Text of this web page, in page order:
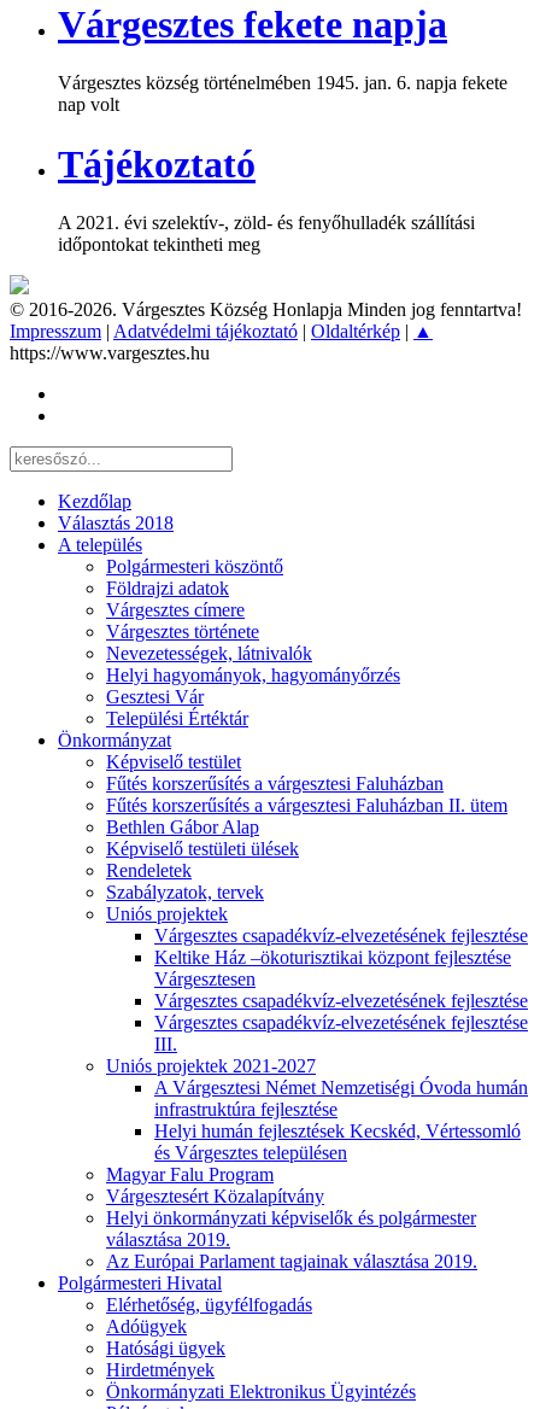
Várgesztes fekete napja
Várgesztes község történelmében 1945. jan. 6. napja fekete
nap volt
Tájékoztató
A 2021. évi szelektív-, zöld- és fenyőhulladék szállítási
időpontokat tekintheti meg
© 2016-2026. Várgesztes Község Honlapja Minden jog fenntartva!
Impresszum | Adatvédelmi tájékoztató | Oldaltérkép | ▲
https://www.vargesztes.hu
Kezdőlap
Választás 2018
A település
Polgármesteri köszöntő
Földrajzi adatok
Várgesztes címere
Várgesztes története
Nevezetességek, látnivalók
Helyi hagyományok, hagyományőrzés
Gesztesi Vár
Települési Értéktár
Önkormányzat
Képviselő testület
Fűtés korszerűsítés a várgesztesi Faluházban
Fűtés korszerűsítés a várgesztesi Faluházban II. ütem
Bethlen Gábor Alap
Képviselő testületi ülések
Rendeletek
Szabályzatok, tervek
Uniós projektek
Várgesztes csapadékvíz-elvezetésének fejlesztése
Keltike Ház –ökoturisztikai központ fejlesztése
Várgesztesen
Várgesztes csapadékvíz-elvezetésének fejlesztése
Várgesztes csapadékvíz-elvezetésének fejlesztése
III.
Uniós projektek 2021-2027
A Várgesztesi Német Nemzetiségi Óvoda humán
infrastruktúra fejlesztése
Helyi humán fejlesztések Kecskéd, Vértessomló
és Várgesztes településen
Magyar Falu Program
Várgesztesért Közalapítvány
Helyi önkormányzati képviselők és polgármester
választása 2019.
Az Európai Parlament tagjainak választása 2019.
Polgármesteri Hivatal
Elérhetőség, ügyfélfogadás
Adóügyek
Hatósági ügyek
Hirdetmények
Önkormányzati Elektronikus Ügyintézés